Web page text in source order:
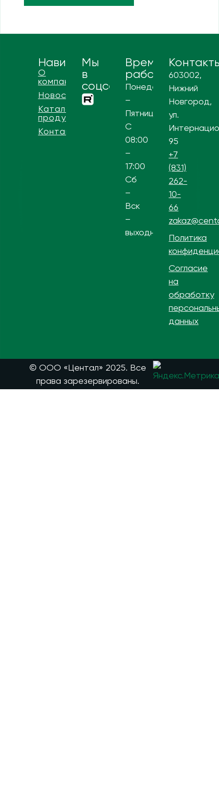
Навигация
О
компании
Новости
Каталог
продукции
Контакты
Мы
в
соцсетях
Время
работы
Понедельник
–
Пятница
С
08:00
–
17:00
Сб
–
Вск
–
выходной
603002,
Нижний
Новгород,
ул.
95
+7
(831)
262-
10-
66
Политика
Согласие
на
обработку
данных
© ООО «Центал» 2025. Все
права зарезервированы.